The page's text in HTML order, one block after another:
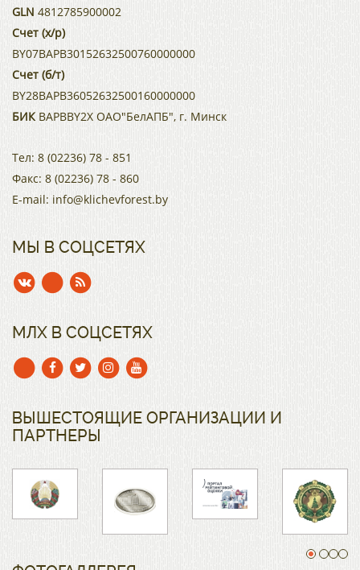
GLN 4812785900002
Счет (х/р)
BY07BAPB30152632500760000000
Счет (б/т)
BY28BAPB36052632500160000000
БИКBAPBBY2X ОАО"БелАПБ", г. Минск
Тел: 8 (02236) 78 - 851
Факс: 8 (02236) 78 - 860
E-mail: info@klichevforest.by
МЫ В СОЦСЕТЯХ
МЛХ В СОЦСЕТЯХ
ВЫШЕСТОЯЩИЕ ОРГАНИЗАЦИИ И
ПАРТНЕРЫ